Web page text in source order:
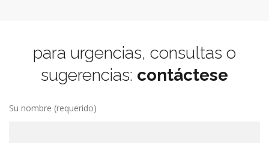
para urgencias, consultas o
sugerencias: contáctese
Su nombre (requerido)